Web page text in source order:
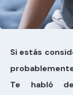
Si estás
Te habló de